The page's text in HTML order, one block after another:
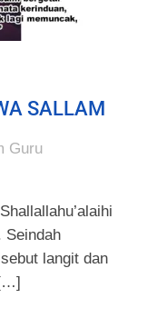
SALLAM
Guru
Seindah
langit dan